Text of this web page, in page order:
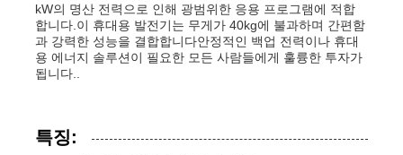
견적 요청
kW의 명산 전력으로 인해 광범위한 응용 프로그램에 적합
합니다.이 휴대용 발전기는 무게가 40kg에 불과하며 간편함
과 강력한 성능을 결합합니다안정적인 백업 전력이나 휴대
용 에너지 솔루션이 필요한 모든 사람들에게 훌륭한 투자가
됩니다..
특징: